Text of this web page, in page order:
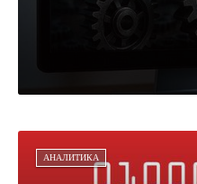
АНАЛИТИКА